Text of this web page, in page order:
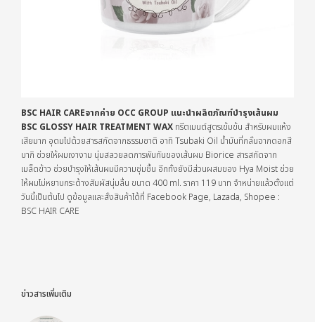
BSC HAIR CAREจากค่าย OCC GROUP แนะนำผลิตภัณฑ์บำรุงเส้นผม
BSC GLOSSY HAIR TREATMENT WAX ทรีตเมนต์สูตรเข้มข้น สำหรับผมแห้ง
เสียมาก อุดมไปด้วยสารสกัดจากธรรมชาติ อาทิ Tsubaki Oil น้ำมันที่กลั่นจากดอกสึ
บากิ ช่วยให้ผมเงางาม นุ่มสลวยลดการพันกันของเส้นผม Biorice สารสกัดจาก
เมล็ดข้าว ช่วยบำรุงให้เส้นผมมีความชุ่มชื้น อีกทั้งยังมีส่วนผสมของ Hya Moist ช่วย
ให้ผมไม่หยาบกระด้างสัมผัสนุ่มลื่น ขนาด 400 ml. ราคา 119 บาท จำหน่ายแล้วตั้งแต่
วันนี้เป็นต้นไป ดูข้อมูลและสั่งสินค้าได้ที่ Facebook Page, Lazada, Shopee :
BSC HAIR CARE
ข่าวสารเพิ่มเติม